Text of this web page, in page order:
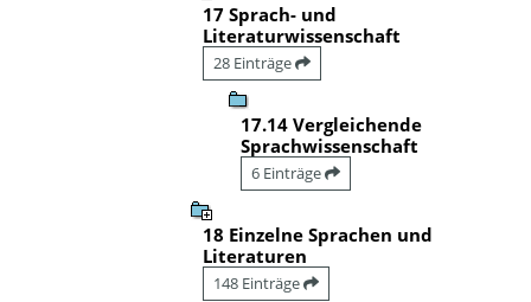
17 Sprach- und
Literaturwissenschaft
28 Einträge
17.14 Vergleichende
Sprachwissenschaft
6 Einträge
18 Einzelne Sprachen und
Literaturen
148 Einträge